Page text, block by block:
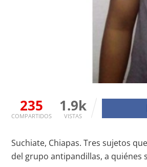
235
COMPARTIDOS
1.9k
VISTAS
Suchiate, Chiapas. Tres sujetos
del grupo antipandillas, a quiénes